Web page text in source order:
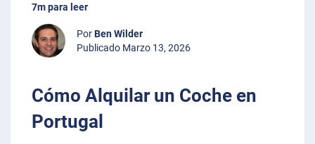
7m para leer
PorBen Wilder
Publicado Marzo 13, 2026
Cómo Alquilar un Coche en
Portugal